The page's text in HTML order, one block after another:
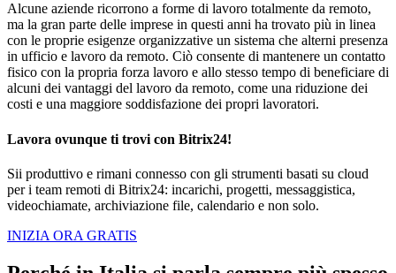
Alcune aziende ricorrono a forme di lavoro totalmente da remoto,
ma la gran parte delle imprese in questi anni ha trovato più in linea
con le proprie esigenze organizzative un sistema che alterni presenza
in ufficio e lavoro da remoto. Ciò consente di mantenere un contatto
fisico con la propria forza lavoro e allo stesso tempo di beneficiare di
alcuni dei vantaggi del lavoro da remoto, come una riduzione dei
costi e una maggiore soddisfazione dei propri lavoratori.
Lavora ovunque ti trovi con Bitrix24!
Sii produttivo e rimani connesso con gli strumenti basati su cloud
per i team remoti di Bitrix24: incarichi, progetti, messaggistica,
videochiamate, archiviazione file, calendario e non solo.
INIZIA ORA GRATIS